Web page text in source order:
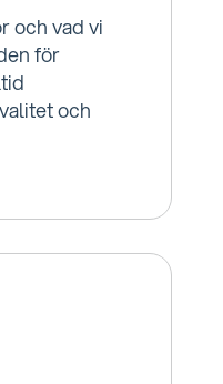
och vad vi
för
och